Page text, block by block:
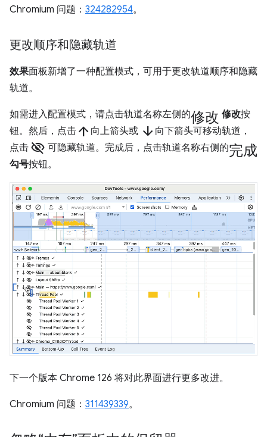
Chromium 问题： 324282954。
更改顺序和隐藏轨道
效果面板新增了一种配置模式，可用于更改轨道顺序和隐藏
轨道。
如需进入配置模式，请点击轨道名称左侧的修改 修改按
钮。然后，点击 arrow_upward 向上箭头或 arrow_downward 向下箭头可移动轨道，
点击 visibility_off 可隐藏轨道。完成后，点击轨道名称右侧的完成
勾号按钮。
下一个版本 Chrome 126 将对此界面进行更多改进。
Chromium 问题： 311439339。